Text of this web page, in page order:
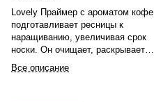
Lovely Праймер с ароматом кофе
подготавливает ресницы к
наращиванию, увеличивая срок
носки. Он очищает, раскрывает
чешуйки, создает пористую
поверхность и улучшает сцепку с
Все описание